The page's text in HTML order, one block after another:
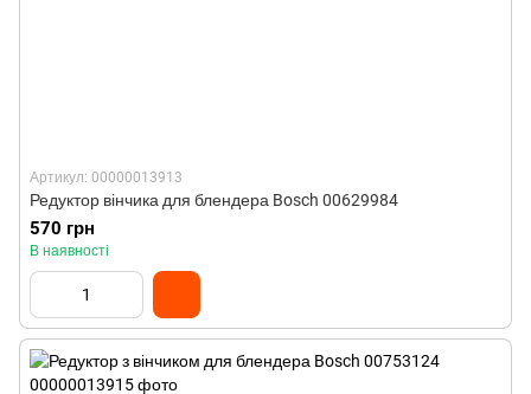
Артикул: 00000013913
Редуктор вінчика для блендера Bosch 00629984
570 грн
В наявності